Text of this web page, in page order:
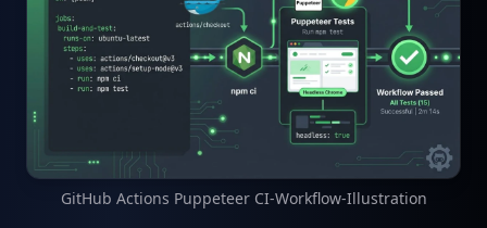
GitHub Actions Puppeteer CI-Workflow-Illustration